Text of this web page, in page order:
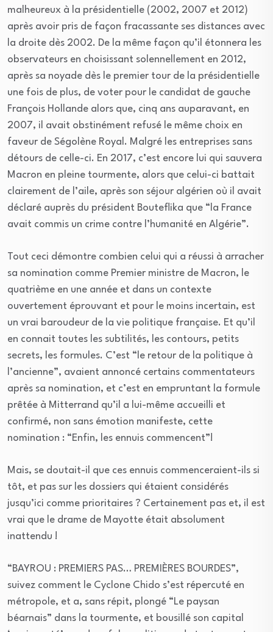
malheureux à la présidentielle (2002, 2007 et 2012)
après avoir pris de façon fracassante ses distances avec
la droite dès 2002. De la même façon qu’il étonnera les
observateurs en choisissant solennellement en 2012,
après sa noyade dès le premier tour de la présidentielle
une fois de plus, de voter pour le candidat de gauche
François Hollande alors que, cinq ans auparavant, en
2007, il avait obstinément refusé le même choix en
faveur de Ségolène Royal. Malgré les entreprises sans
détours de celle-ci. En 2017, c’est encore lui qui sauvera
Macron en pleine tourmente, alors que celui-ci battait
clairement de l’aile, après son séjour algérien où il avait
déclaré auprès du président Bouteflika que “la France
avait commis un crime contre l’humanité en Algérie”.
Tout ceci démontre combien celui qui a réussi à arracher
sa nomination comme Premier ministre de Macron, le
quatrième en une année et dans un contexte
ouvertement éprouvant et pour le moins incertain, est
un vrai baroudeur de la vie politique française. Et qu’il
en connait toutes les subtilités, les contours, petits
secrets, les formules. C’est “le retour de la politique à
l’ancienne”, avaient annoncé certains commentateurs
après sa nomination, et c’est en empruntant la formule
prêtée à Mitterrand qu’il a lui-même accueilli et
confirmé, non sans émotion manifeste, cette
nomination : “Enfin, les ennuis commencent”!
Mais, se doutait-il que ces ennuis commenceraient-ils si
tôt, et pas sur les dossiers qui étaient considérés
jusqu’ici comme prioritaires ? Certainement pas et, il est
vrai que le drame de Mayotte était absolument
inattendu !
“BAYROU : PREMIERS PAS… PREMIÈRES BOURDES”,
suivez comment le Cyclone Chido s’est répercuté en
métropole, et a, sans répit, plongé “Le paysan
béarnais” dans la tourmente, et bousillé son capital